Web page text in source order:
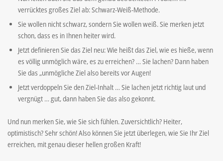
verrücktes großes Ziel ab: Schwarz-Weiß-Methode.
Sie wollen nicht schwarz, sondern Sie wollen weiß. Sie merken jetzt
schon, dass es in Ihnen heiter wird.
Jetzt definieren Sie das Ziel neu: Wie heißt das Ziel, wie es hieße, wenn
es völlig unmöglich wäre, es zu erreichen? … Sie lachen? Dann haben
Sie das „unmögliche Ziel also bereits vor Augen!
Jetzt verdoppeln Sie den Ziel-Inhalt … Sie lachen jetzt richtig laut und
vergnügt … gut, dann haben Sie das also gekonnt.
Und nun merken Sie, wie Sie sich fühlen. Zuversichtlich? Heiter,
optimistisch? Sehr schön! Also können Sie jetzt überlegen, wie Sie Ihr Ziel
erreichen, mit genau dieser hellen großen Kraft!